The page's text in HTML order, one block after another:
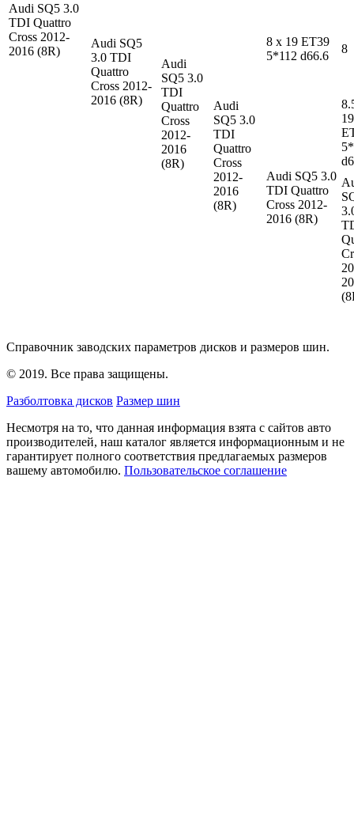
Audi SQ5 3.0
TDI Quattro
Cross 2012-
2016 (8R)
Audi SQ5
3.0 TDI
Quattro
Cross 2012-
2016 (8R)
Audi
SQ5 3.0
TDI
Quattro
Cross
2012-
2016
(8R)
Audi
SQ5 3.0
TDI
Quattro
Cross
2012-
2016
(8R)
8 x 19 ET39
5*112 d66.6
8
Audi SQ5 3.0
TDI Quattro
Cross 2012-
2016 (8R)
19
Справочник заводских параметров дисков и размеров шин.
© 2019. Все права защищены.
Разболтовка дисков Размер шин
Несмотря на то, что данная информация взята с сайтов авто
производителей, наш каталог является информационным и не
гарантирует полного соответствия предлагаемых размеров
вашему автомобилю. Пользовательское соглашение